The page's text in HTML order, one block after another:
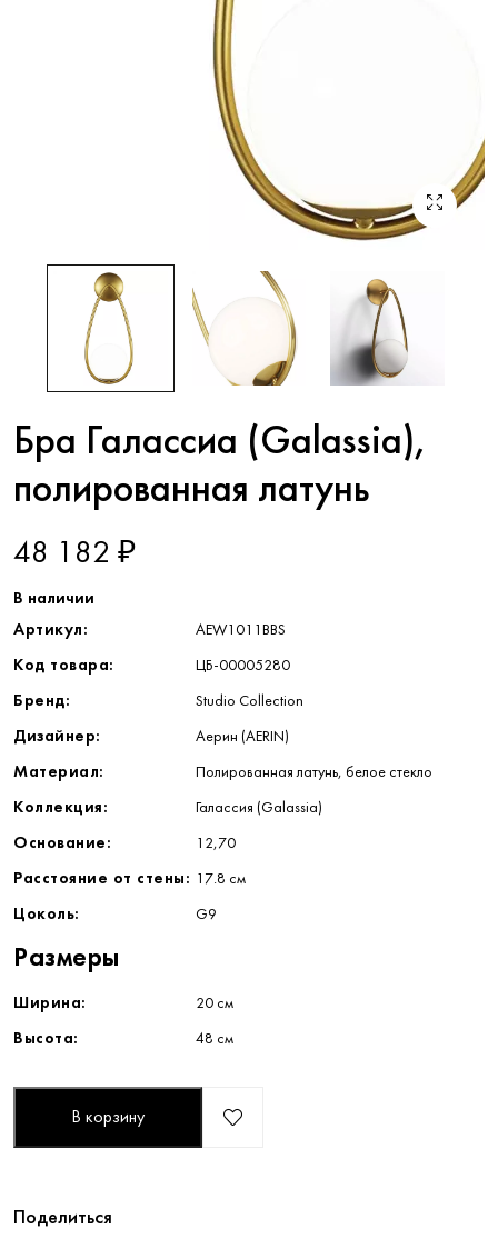
Бра Галассиа (Galassia),
полированная латунь
48 182 ₽
В наличии
Артикул:
AEW1011BBS
Код товара: ЦБ-00005280
Бренд: Studio Collection
Дизайнер: Аерин (AERIN)
Материал: Полированная латунь, белое стекло
Коллекция: Галассия (Galassia)
Основание: 12,70
Расстояние от стены: 17.8 см
Цоколь: G9
Размеры
Ширина: 20 см
Высота: 48 см
В корзину
Поделиться